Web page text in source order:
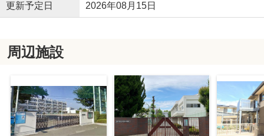
更新予定日 2026年08月15日
周辺施設